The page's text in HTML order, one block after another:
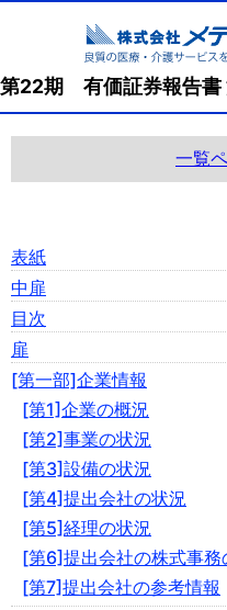
第22期 有価証券報告
一覧
表紙
中扉
目次
扉
[第一部]企業情報
[第1]企業の概況
[第2]事業の状況
[第3]設備の状況
[第4]提出会社の状況
[第5]経理の状況
[第6]提出会社の株式事務
[第7]提出会社の参考情報